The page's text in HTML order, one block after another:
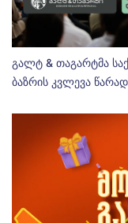
გალტ & თაგარტმა
ბაზრის კვლევა